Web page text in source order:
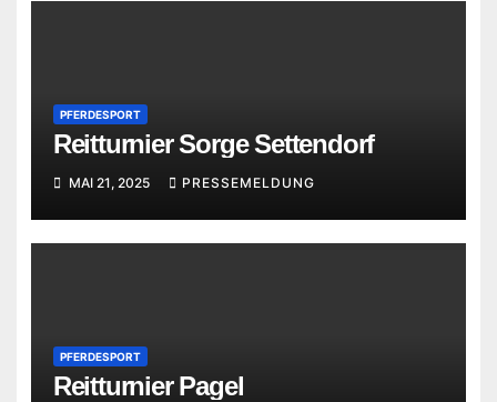
PFERDESPORT
Reitturnier Sorge Settendorf
MAI 21, 2025 PRESSEMELDUNG
PFERDESPORT
Reitturnier Pagel